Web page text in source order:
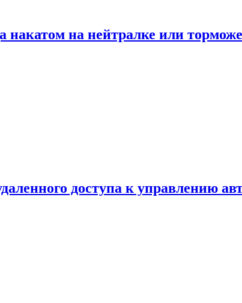
накатом на нейтралке или
доступа к управлению